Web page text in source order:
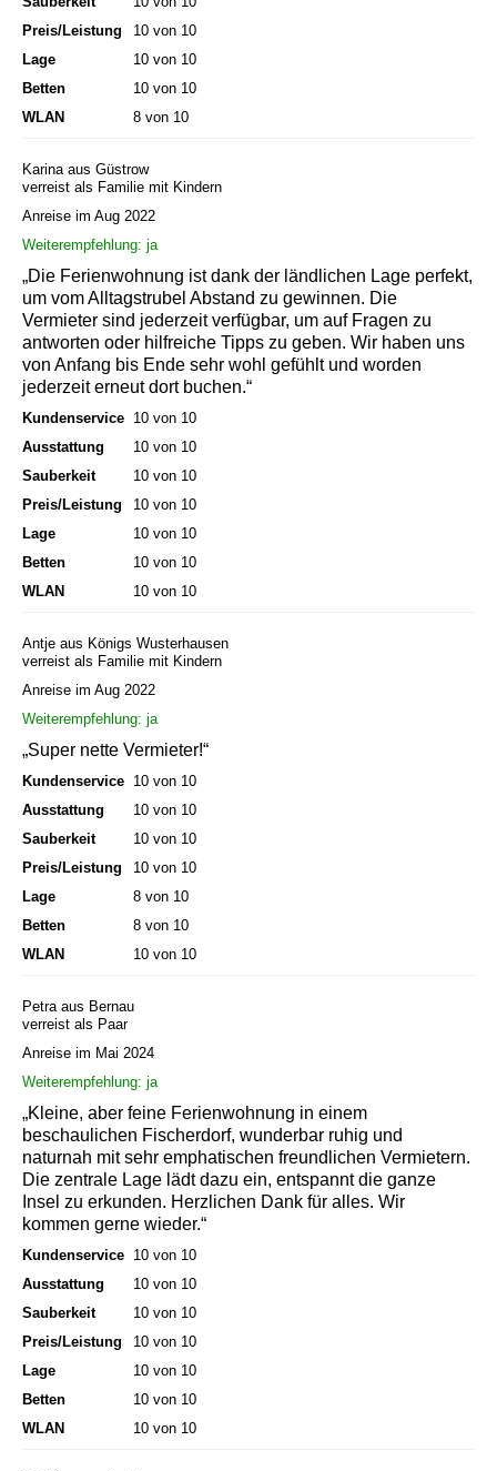
Preis/Leistung
10 von 10
Lage
10 von 10
Betten
10 von 10
WLAN
8 von 10
Karina aus Güstrow
verreist als Familie mit Kindern
Anreise im Aug 2022
Weiterempfehlung: ja
„Die Ferienwohnung ist dank der ländlichen Lage perfekt,
um vom Alltagstrubel Abstand zu gewinnen. Die
Vermieter sind jederzeit verfügbar, um auf Fragen zu
antworten oder hilfreiche Tipps zu geben. Wir haben uns
von Anfang bis Ende sehr wohl gefühlt und worden
jederzeit erneut dort buchen.“
Kundenservice 10 von 10
Ausstattung
10 von 10
Sauberkeit
10 von 10
Preis/Leistung
10 von 10
Lage
10 von 10
Betten
10 von 10
WLAN
10 von 10
Antje aus Königs Wusterhausen
verreist als Familie mit Kindern
Anreise im Aug 2022
Weiterempfehlung: ja
„Super nette Vermieter!“
Kundenservice 10 von 10
Ausstattung
10 von 10
Sauberkeit
10 von 10
Preis/Leistung
10 von 10
Lage
8 von 10
Betten
8 von 10
WLAN
10 von 10
Petra aus Bernau
verreist als Paar
Anreise im Mai 2024
Weiterempfehlung: ja
„Kleine, aber feine Ferienwohnung in einem
beschaulichen Fischerdorf, wunderbar ruhig und
naturnah mit sehr emphatischen freundlichen Vermietern.
Die zentrale Lage lädt dazu ein, entspannt die ganze
Insel zu erkunden. Herzlichen Dank für alles. Wir
kommen gerne wieder.“
Kundenservice 10 von 10
Ausstattung
10 von 10
Sauberkeit
10 von 10
Preis/Leistung
10 von 10
Lage
10 von 10
Betten
10 von 10
WLAN
10 von 10